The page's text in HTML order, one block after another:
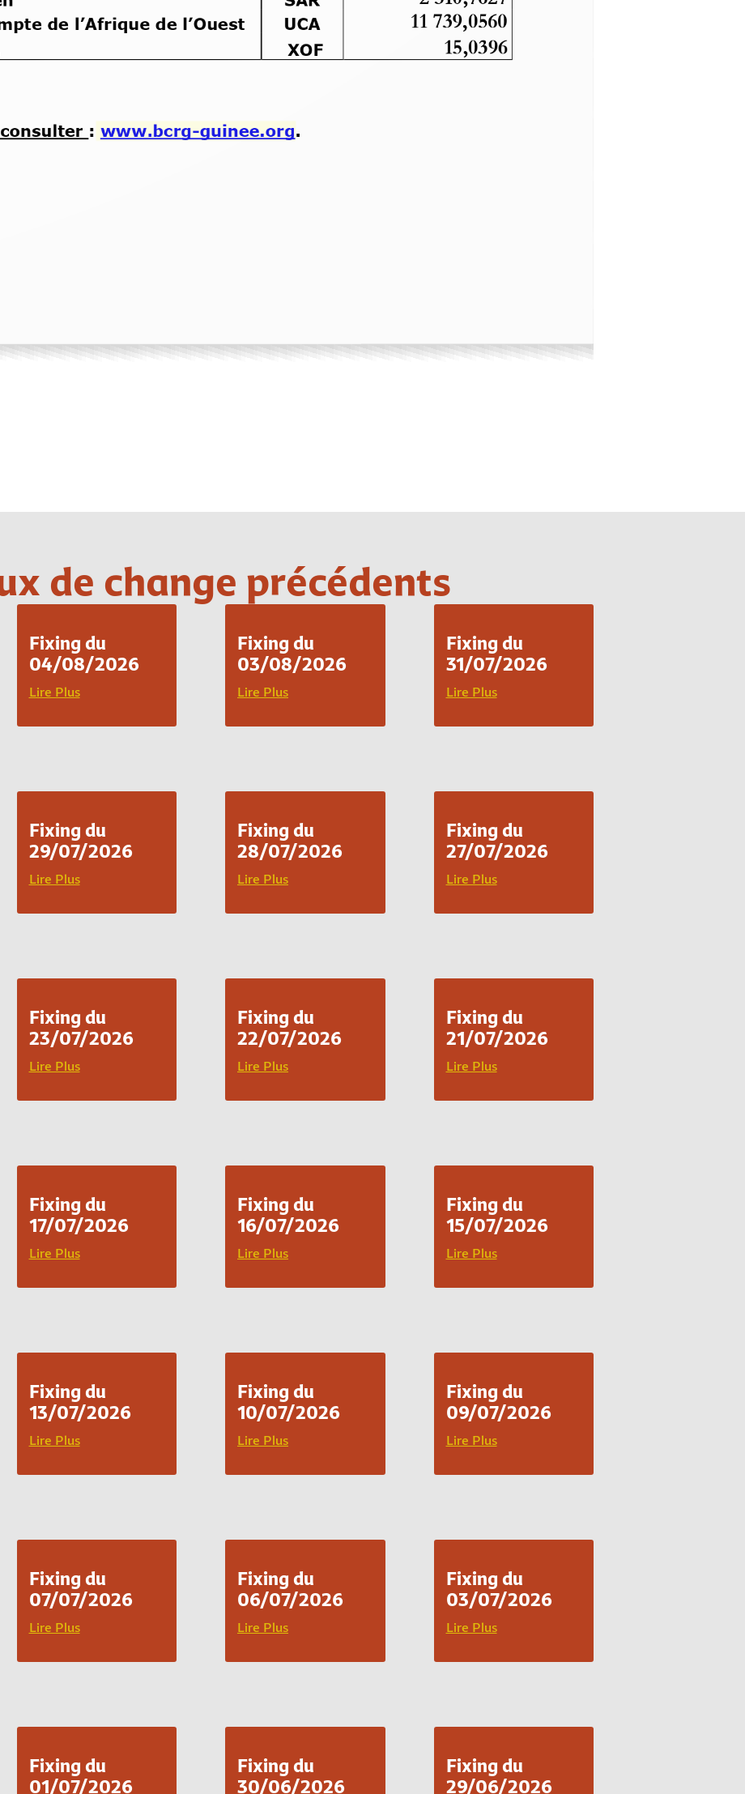
de change précédents
Fixing du
04/08/2026
Lire Plus
Fixing du
03/08/2026
Lire Plus
Fixing du
31/07/2026
Lire Plus
Fixing du
29/07/2026
Lire Plus
Fixing du
28/07/2026
Lire Plus
Fixing du
27/07/2026
Lire Plus
Fixing du
23/07/2026
Lire Plus
Fixing du
22/07/2026
Lire Plus
Fixing du
21/07/2026
Lire Plus
Fixing du
17/07/2026
Lire Plus
Fixing du
16/07/2026
Lire Plus
Fixing du
15/07/2026
Lire Plus
Fixing du
13/07/2026
Lire Plus
Fixing du
10/07/2026
Lire Plus
Fixing du
09/07/2026
Lire Plus
Fixing du
07/07/2026
Lire Plus
Fixing du
06/07/2026
Lire Plus
Fixing du
03/07/2026
Lire Plus
Fixing du
01/07/2026
Fixing du
30/06/2026
Fixing du
29/06/2026